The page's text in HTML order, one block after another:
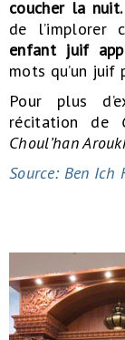
coucher la nuit.
de l’implorer
enfant juif
mots qu’un juif
Pour plus
récitation de
Choul’han
Source: Ben Ich